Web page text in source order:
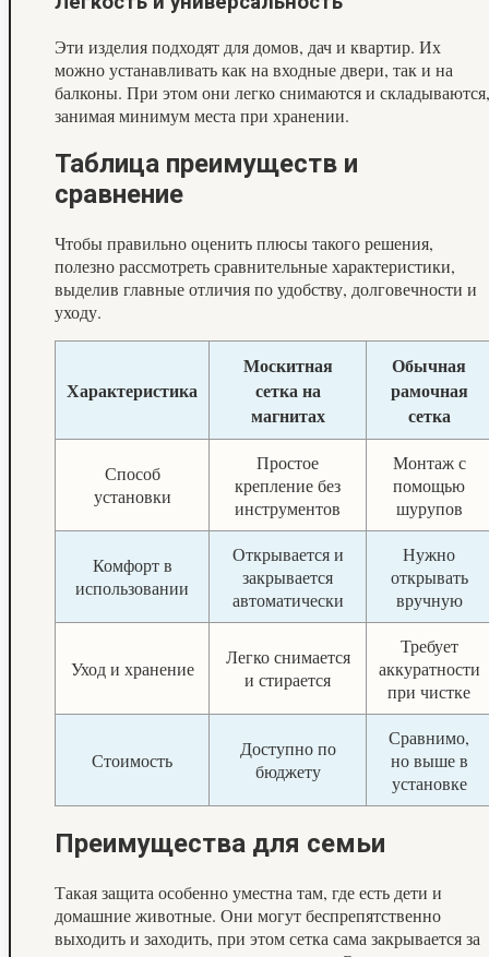
Эти изделия подходят для домов, дач и квартир. Их
можно устанавливать как на входные двери, так и на
балконы. При этом они легко снимаются и складываются,
занимая минимум места при хранении.
Таблица преимуществ и
сравнение
Чтобы правильно оценить плюсы такого решения,
полезно рассмотреть сравнительные характеристики,
выделив главные отличия по удобству, долговечности и
уходу.
Характеристика
Москитная
сетка на
магнитах
Обычная
рамочная
сетка
Способ
установки
Простое
крепление без
инструментов
Монтаж с
помощью
шурупов
Комфорт в
использовании
Открывается и
закрывается
автоматически
Нужно
открывать
вручную
Уход и хранение
Легко снимается
и стирается
Требует
аккуратности
при чистке
Стоимость
Доступно по
бюджету
Сравнимо,
но выше в
установке
Преимущества для семьи
Такая защита особенно уместна там, где есть дети и
домашние животные. Они могут беспрепятственно
выходить и заходить, при этом сетка сама закрывается за